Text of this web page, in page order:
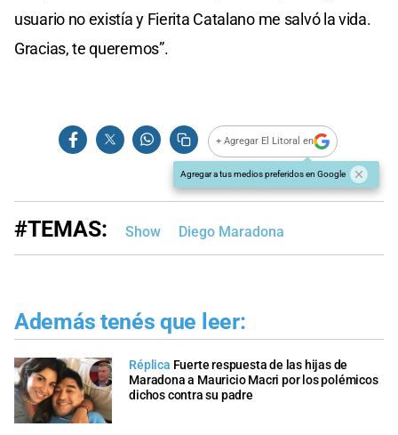
usuario no existía y Fierita Catalano me salvó la vida.
Gracias, te queremos”.
+ Agregar El Litoral en
Agregar a tus medios preferidos en Google
#TEMAS: Show Diego Maradona
Además tenés que leer:
Réplica Fuerte respuesta de las hijas de
Maradona a Mauricio Macri por los polémicos
dichos contra su padre